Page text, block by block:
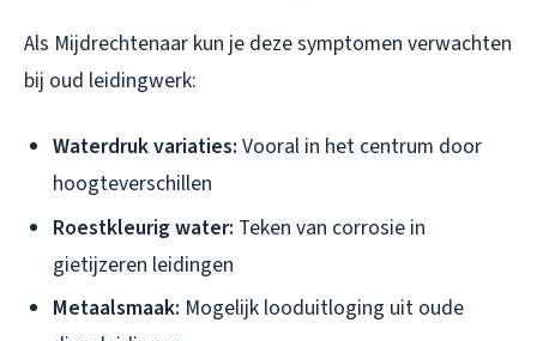
Als Mijdrechtenaar kun je deze symptomen verwachten
bij oud leidingwerk:
Waterdruk variaties: Vooral in het centrum door
hoogteverschillen
Roestkleurig water: Teken van corrosie in
gietijzeren leidingen
Metaalsmaak: Mogelijk looduitloging uit oude